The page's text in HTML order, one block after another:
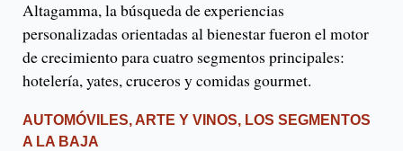
Altagamma, la búsqueda de experiencias
personalizadas orientadas al bienestar fueron el motor
de crecimiento para cuatro segmentos principales:
hotelería, yates, cruceros y comidas gourmet.
AUTOMÓVILES, ARTE Y VINOS, LOS SEGMENTOS
A LA BAJA